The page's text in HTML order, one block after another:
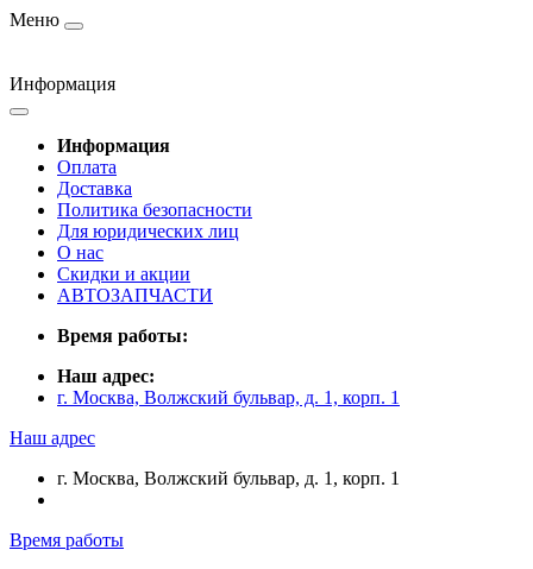
Меню
Информация
Информация
Оплата
Доставка
Политика безопасности
Для юридических лиц
О нас
Скидки и акции
АВТОЗАПЧАСТИ
Время работы:
Наш адрес:
г. Москва, Волжский бульвар, д. 1, корп. 1
Наш адрес
г. Москва, Волжский бульвар, д. 1, корп. 1
Время работы